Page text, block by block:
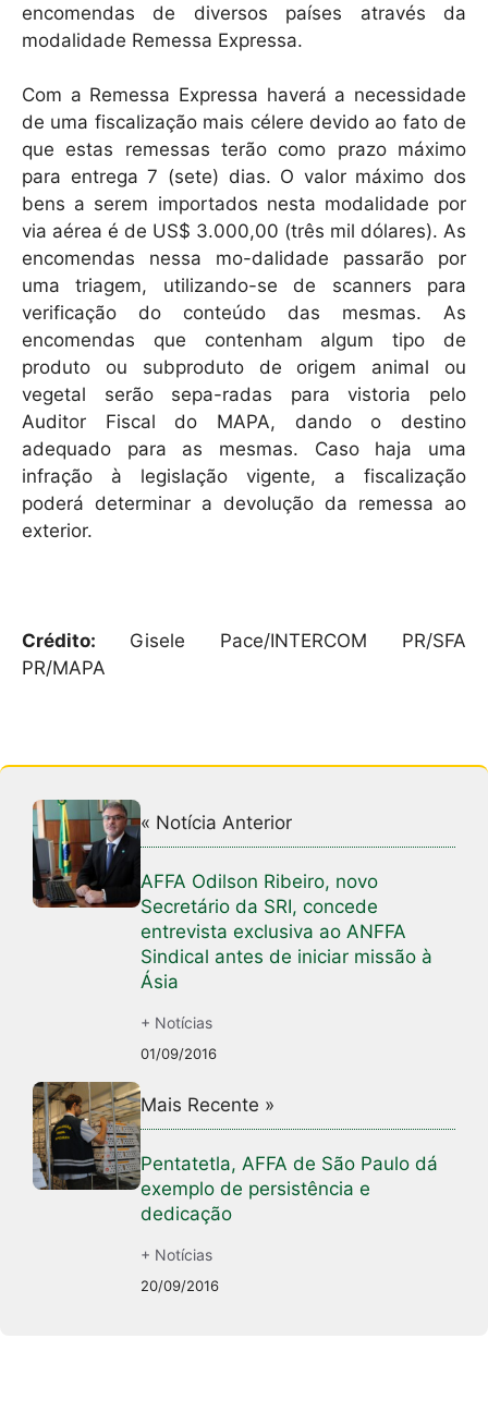
encomendas de diversos países através da
modalidade Remessa Expressa.
Com a Remessa Expressa haverá a necessidade
de uma fiscalização mais célere devido ao fato de
que estas remessas terão como prazo máximo
para entrega 7 (sete) dias. O valor máximo dos
bens a serem importados nesta modalidade por
via aérea é de US$ 3.000,00 (três mil dólares). As
encomendas nessa mo-dalidade passarão por
uma triagem, utilizando-se de scanners para
verificação do conteúdo das mesmas. As
encomendas que contenham algum tipo de
produto ou subproduto de origem animal ou
vegetal serão sepa-radas para vistoria pelo
Auditor Fiscal do MAPA, dando o destino
adequado para as mesmas. Caso haja uma
infração à legislação vigente, a fiscalização
poderá determinar a devolução da remessa ao
exterior.
Crédito: Gisele Pace/INTERCOM PR/SFA
PR/MAPA
« Notícia Anterior
AFFA Odilson Ribeiro, novo
Secretário da SRI, concede
entrevista exclusiva ao ANFFA
Sindical antes de iniciar missão à
Ásia
+ Notícias
01/09/2016
Mais Recente »
Pentatetla, AFFA de São Paulo dá
exemplo de persistência e
dedicação
+ Notícias
20/09/2016